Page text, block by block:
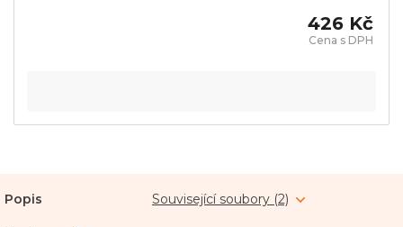
426 Kč
Popis Související soubory (2)